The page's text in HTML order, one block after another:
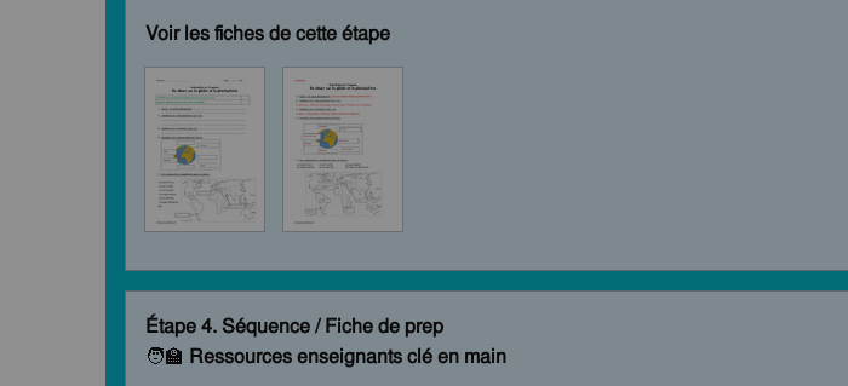
Voir les fiches de cette étape
Étape 4. Séquence / Fiche de prep
🧑‍🏫 Ressources enseignants clé en main